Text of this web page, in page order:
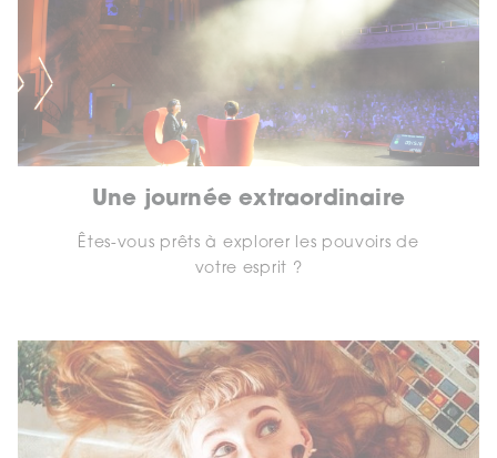
Une journée extraordinaire
Êtes-vous prêts à explorer les pouvoirs de
votre esprit ?